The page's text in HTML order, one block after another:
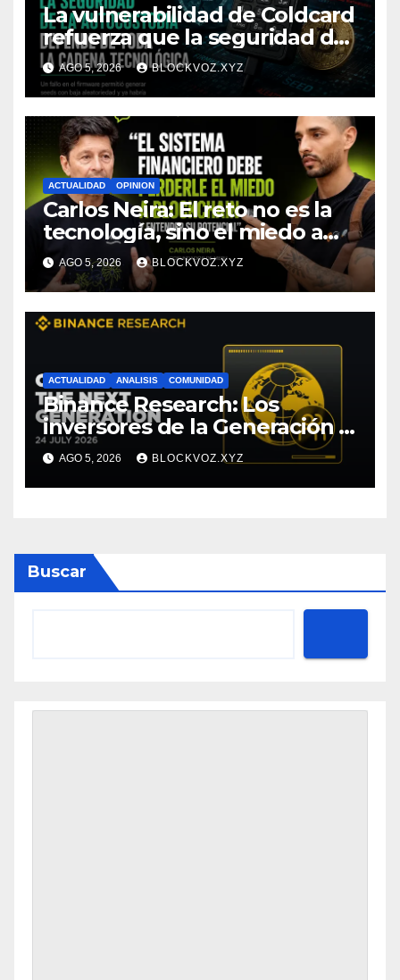
La vulnerabilidad de Coldcard
refuerza que la seguridad de
la autocustodia depende de
toda la cadena tecnológica,
afirma CoinEx Research
AGO 5, 2026 BLOCKVOZ.XYZ
ACTUALIDAD OPINION
Carlos Neira: El reto no es la
tecnología, sino el miedo a
entenderla
AGO 5, 2026 BLOCKVOZ.XYZ
ACTUALIDAD ANALISIS COMUNIDAD
Binance Research: Los
inversores de la Generación Z
empiezan más jóvenes y
muestran mayor disciplina
financiera
AGO 5, 2026 BLOCKVOZ.XYZ
Buscar